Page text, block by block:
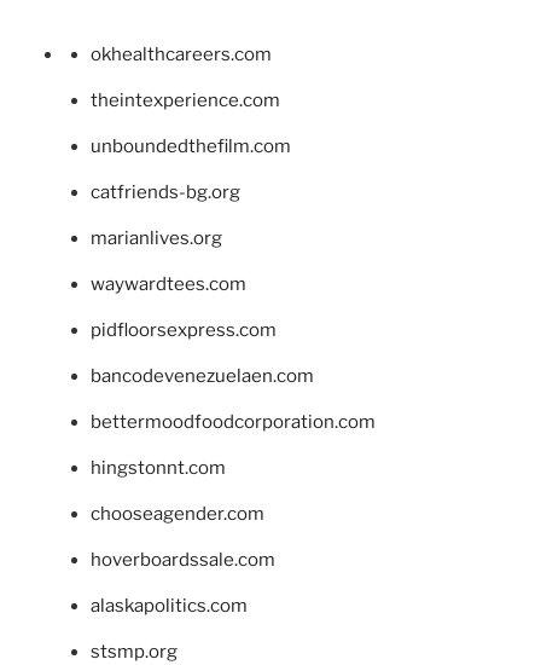
okhealthcareers.com
theintexperience.com
unboundedthefilm.com
catfriends-bg.org
marianlives.org
waywardtees.com
pidfloorsexpress.com
bancodevenezuelaen.com
bettermoodfoodcorporation.com
hingstonnt.com
chooseagender.com
hoverboardssale.com
alaskapolitics.com
stsmp.org